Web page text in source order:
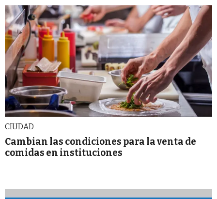
CIUDAD
Cambian las condiciones para la venta de
comidas en instituciones